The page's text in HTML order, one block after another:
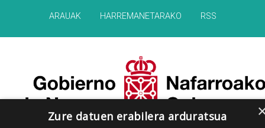
ARAUAK HARREMANETARAKO RSS
Zure datuen erabilera arduratsua